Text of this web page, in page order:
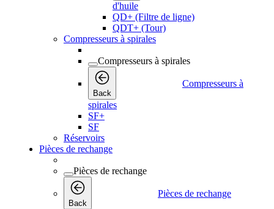
d'huile
QD+ (Filtre de ligne)
QDT+ (Tour)
Compresseurs à spirales
Compresseurs à spirales
Back
Compresseurs à
spirales
SF+
SF
Réservoirs
Pièces de rechange
Pièces de rechange
Back
Pièces de rechange